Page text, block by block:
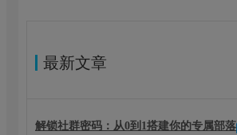
最新文章
解锁社群密码：从0到1搭建你的专属部落